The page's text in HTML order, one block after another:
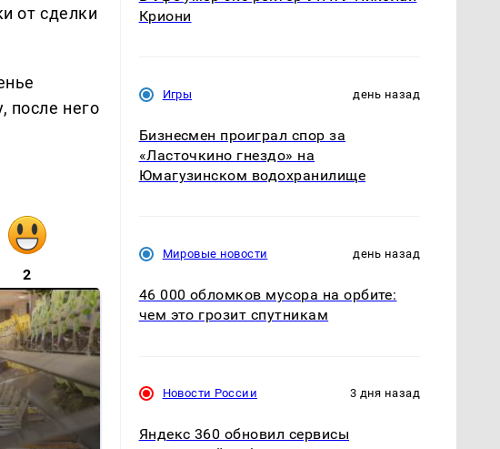
от сделки
после него
2
Криони
Игры день назад
Бизнесмен проиграл спор за
«Ласточкино гнездо» на
Юмагузинском водохранилище
Мировые новости день назад
46 000 обломков мусора на орбите:
чем это грозит спутникам
Новости России 3 дня назад
Яндекс 360 обновил сервисы